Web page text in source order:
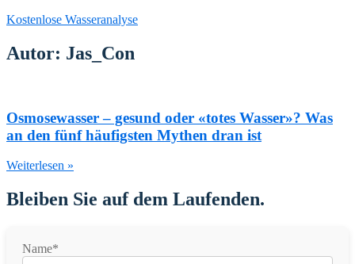
Kostenlose Wasseranalyse
Autor: Jas_Con
Osmosewasser – gesund oder «totes Wasser»? Was
an den fünf häufigsten Mythen dran ist
Weiterlesen »
Bleiben Sie auf dem Laufenden.
Name*